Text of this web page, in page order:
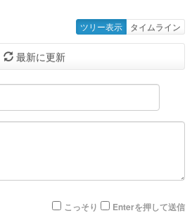
ツリー表示 タイムライン
最新に更新
こっそり Enterを押して送信